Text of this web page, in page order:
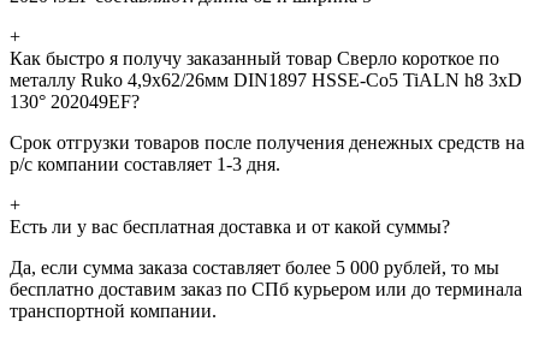
+
Как быстро я получу заказанный товар Сверло короткое по
металлу Ruko 4,9x62/26мм DIN1897 HSSE-Co5 TiALN h8 3xD
130° 202049EF?
Срок отгрузки товаров после получения денежных средств на
р/с компании составляет 1-3 дня.
+
Есть ли у вас бесплатная доставка и от какой суммы?
Да, если сумма заказа составляет более 5 000 рублей, то мы
бесплатно доставим заказ по СПб курьером или до терминала
транспортной компании.